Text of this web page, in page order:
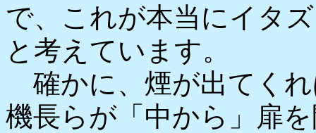
で、これが本当にイタ
と考えています。
確かに、煙が出てく
機長らが「中から」扉